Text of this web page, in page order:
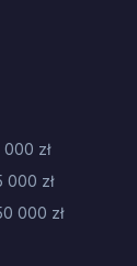
zł
000 zł
000 zł